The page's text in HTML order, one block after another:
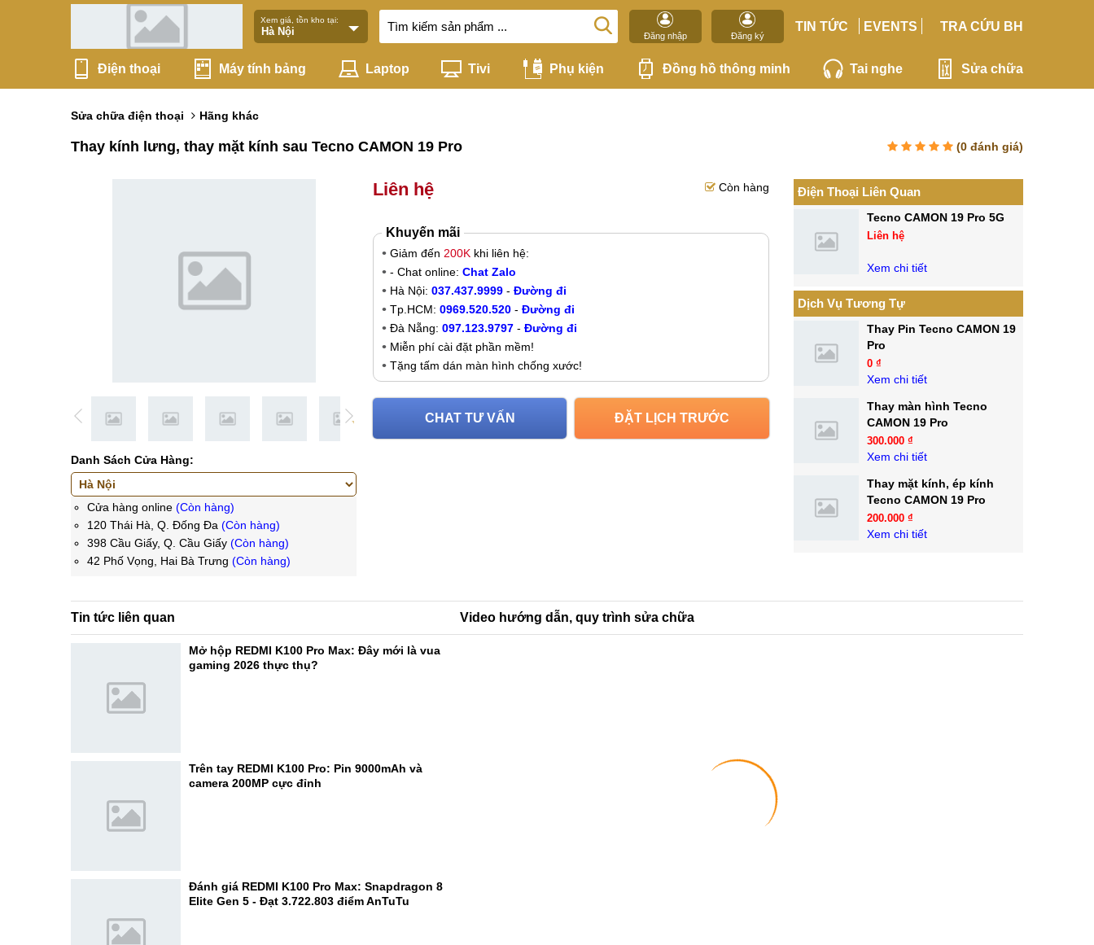
Xem giá, tồn kho tại:
Đăng nhập Đăng ký
TIN TỨC EVENTS TRA CỨU BH
Điện thoại Máy tính bảng Laptop Tivi Phụ kiện Đồng hồ thông minh Tai nghe Sửa chữa
Sửa chữa điện thoại Hãng khác
Thay kính lưng, thay mặt kính sau Tecno CAMON 19 Pro (0 đánh giá)
Danh Sách Cửa Hàng:
Cửa hàng online (Còn hàng)
120 Thái Hà, Q. Đống Đa (Còn hàng)
398 Cầu Giấy, Q. Cầu Giấy (Còn hàng)
42 Phố Vọng, Hai Bà Trưng (Còn hàng)
Liên hệ Còn hàng
Khuyến mãi
Giảm đến 200K khi liên hệ:
- Chat online: Chat Zalo
Hà Nội: 037.437.9999 - Đường đi
Tp.HCM: 0969.520.520 - Đường đi
Đà Nẵng: 097.123.9797 - Đường đi
Miễn phí cài đặt phần mềm!
Tặng tấm dán màn hình chống xước!
CHAT TƯ VẤN ĐẶT LỊCH TRƯỚC
Điện Thoại Liên Quan
Tecno CAMON 19 Pro 5G
Liên hệ
Xem chi tiết
Dịch Vụ Tương Tự
Thay Pin Tecno CAMON 19
Pro
0 ₫
Xem chi tiết
Thay màn hình Tecno
CAMON 19 Pro
300.000 ₫
Xem chi tiết
Thay mặt kính, ép kính
Tecno CAMON 19 Pro
200.000 ₫
Xem chi tiết
Tin tức liên quan
Mở hộp REDMI K100 Pro Max: Đây mới là vua
gaming 2026 thực thụ?
Trên tay REDMI K100 Pro: Pin 9000mAh và
camera 200MP cực đỉnh
Đánh giá REDMI K100 Pro Max: Snapdragon 8
Elite Gen 5 - Đạt 3.722.803 điểm AnTuTu
Video hướng dẫn, quy trình sửa chữa